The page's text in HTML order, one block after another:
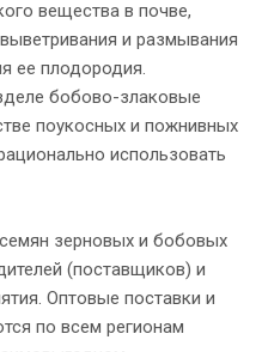
вещества в почве,
и размывания
ее плодородия.
бобово-злаковые
поукосных и пожнивных
использовать
зерновых и бобовых
(поставщиков) и
Оптовые поставки и
по всем регионам